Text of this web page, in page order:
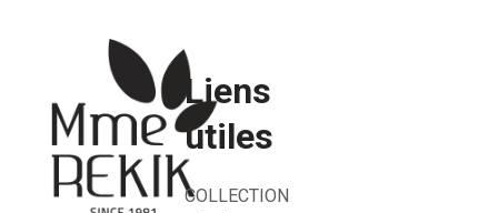
Liens
utiles
COLLECTION